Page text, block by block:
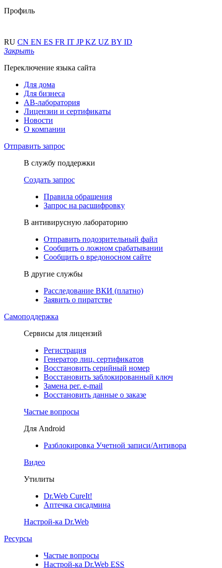
Профиль
RU CN EN ES FR IT JPKZ UZ BY ID
Закрыть
Переключение языка сайта
Для дома
Для бизнеса
АВ-лаборатория
Лицензии и сертификаты
Новости
О компании
Отправить запрос
В службу поддержки
Создать запрос
Правила обращения
Запрос на расшифровку
В антивирусную лабораторию
Отправить подозрительный файл
Сообщить о ложном срабатывании
Сообщить о вредоносном сайте
В другие службы
Расследование ВКИ (платно)
Заявить о пиратстве
Самоподдержка
Сервисы для лицензий
Регистрация
Генератор лиц. сертификатов
Восстановить серийный номер
Восстановить заблокированный ключ
Замена рег. e-mail
Восстановить данные о заказе
Частые вопросы
Для Android
Разблокировка Учетной записи/Антивора
Видео
Утилиты
Dr.Web CureIt!
Аптечка сисадмина
Настрой-ка Dr.Web
Ресурсы
Частые вопросы
Настрой-ка Dr.Web ESS